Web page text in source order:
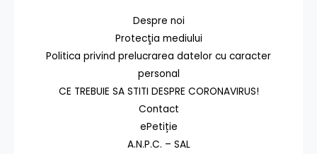
Despre noi
Protecţia mediului
Politica privind prelucrarea datelor cu caracter
personal
CE TREBUIE SA STITI DESPRE CORONAVIRUS!
Contact
ePetiție
A.N.P.C. – SAL